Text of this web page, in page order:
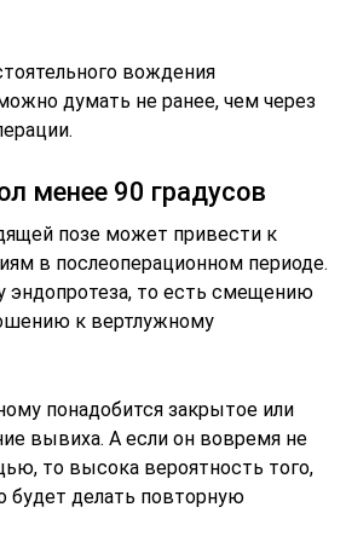
вождения
думать не ранее, чем через
менее 90 градусов
позе может привести к
в послеоперационном периоде.
эндопротеза, то есть смещению
к вертлужному
понадобится закрытое или
вывиха. А если он вовремя не
то высока вероятность того,
будет делать повторную